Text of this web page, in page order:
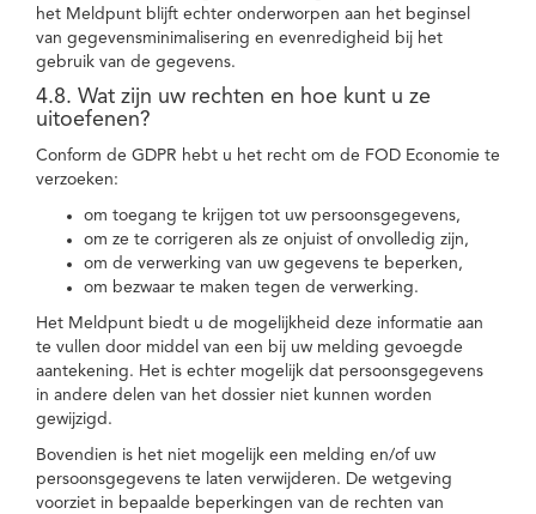
het Meldpunt blijft echter onderworpen aan het beginsel
van gegevensminimalisering en evenredigheid bij het
gebruik van de gegevens.
4.8. Wat zijn uw rechten en hoe kunt u ze
uitoefenen?
Conform de GDPR hebt u het recht om de FOD Economie te
verzoeken:
om toegang te krijgen tot uw persoonsgegevens,
om ze te corrigeren als ze onjuist of onvolledig zijn,
om de verwerking van uw gegevens te beperken,
om bezwaar te maken tegen de verwerking.
Het Meldpunt biedt u de mogelijkheid deze informatie aan
te vullen door middel van een bij uw melding gevoegde
aantekening. Het is echter mogelijk dat persoonsgegevens
in andere delen van het dossier niet kunnen worden
gewijzigd.
Bovendien is het niet mogelijk een melding en/of uw
persoonsgegevens te laten verwijderen. De wetgeving
voorziet in bepaalde beperkingen van de rechten van